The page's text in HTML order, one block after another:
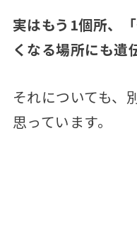
実はもう1個所、
くなる場所にも遺
それについても、
思っています。